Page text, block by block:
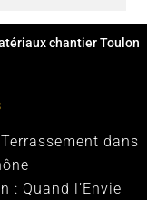
chantier Toulon
dans
: Quand l’Envie